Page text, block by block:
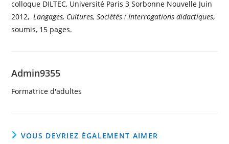
colloque DILTEC, Université Paris 3 Sorbonne Nouvelle Juin
2012,Langages, Cultures, Sociétés : Interrogations didactiques,
soumis, 15 pages.
Admin9355
Formatrice d'adultes
VOUS DEVRIEZ ÉGALEMENT AIMER